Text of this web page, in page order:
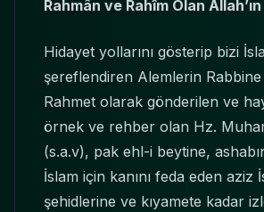
Rahmân ve Rahîm Olan
Hidayet yollarını gösterip bizi
şereflendiren Alemlerin
Rahmet olarak gönderilen ve
örnek ve rehber olan Hz.
(s.a.v), pak ehl-i beytine,
İslam için kanını feda eden aziz
şehidlerine ve kıyamete kadar